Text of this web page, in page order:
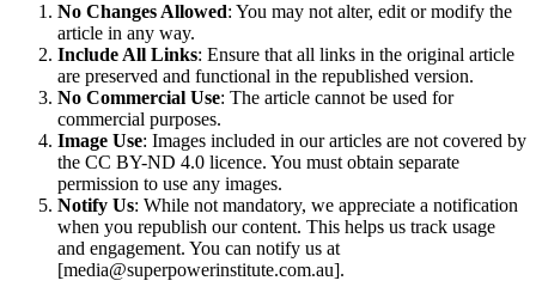
No Changes Allowed​​​​‌ ‍ ​‍​‍‌‍ ‌ ​‍‌‍‍‌‌‍‌ ‌‍‍‌‌‍ ‍​‍​‍​ ‍‍​‍​‍‌ ​ ‌‍​‌‌‍ ‍‌‍‍‌‌ ‌​‌ ‍‌​‍ ‍‌‍‍‌‌‍ ​‍​‍​‍ ​​‍​‍‌‍‍​‌ ​‍‌‍‌‌‌‍‌‍​‍​‍​ ‍‍​‍​‍‌‍‍​‌ ‌​‌ ‌​‌ ​​​ ‍‍​‍ ​‍ ‌‍ ​‌‍ ‌‍​ ‌‍​‌‌‍ ​‌‍‍​‌‍ ‌ ​ ‌ ‌​​ ‍‍​ ​ ​ ​ ​ ​ ​ ​ ​‍ ‌‍‍‌‌‍ ‍‌ ‌​‌‍‌‌‌‍ ‍‌ ‌​​‍ ‌‍‌‌‌‍‌​‌‍‍‌‌ ‌​​‍ ‌‍ ‌‌‍ ‌‍‌​‌‍‌‌​ ‌‌ ​​‌ ​‍‌‍‌‌‌ ​ ‌‍‌‌‌‍ ‍‌ ‌​‌‍​‌‌ ‌​‌‍‍‌‌‍ ‌‍ ‍​ ‍ ‌‍‍‌‌‍‌​​ ‌‌‍‌​​ ‌ ‌‍​‌​ ‍‌‌‍​ ‌‍​‌​ ‍​​ ‌​​‍ ‌​ ‍​​ ‌‌​ ‌ ‌‍​‍​‍ ‌​ ‌​‌‍​‌‌‍​‌​ ​‌​‍ ‌‌‍​‍​ ‍​​ ​​​ ​‌​‍ ‌​ ​ ​ ‍‌‌‍​‍​ ​‌​ ​​​ ​ ​ ‌ ‌‍​‍​ ​‍​ ‍​​ ‌‍​ ‌ ​ ‍ ‌ ‌​‌ ‍‌‌ ​​‌‍‌‌​ ‌‌ ​​‌‍​‌‌‍‌ ‌‍‌‌​ ‍ ‌ ​​‌‍​‌‌ ‌​‌‍‍​​ ‌‌ ​ ‌‍‌‌‌‍​ ‌ ‌​‌‍‍‌‌‍ ‌‍ ‍‌ ​ ​‍‌‌​ ‌‌‌​​‍‌‌ ‌‍‍ ‌‍‌‌‌ ‍‌​‍‌‌​ ​ ‌​‌​​‍‌‌​ ​ ‌​‌​​‍‌‌​ ​‍​ ​‍‌‍‌​​ ​‌‌‍​‍‌‍‌​​ ​​​ ​ ‌‍‌‍‌‍​‍‌‍‌‍​ ‍​​ ​​​ ​​​‍‌‌​ ​‍​ ​‍​‍‌‌​ ‌‌‌​‌​​‍ ‍‌‍​ ‌‍ ‌‍ ​‌ ‌‌‌‍ ‌‌‍ ‍‌ ​ ​‍‌‌​ ‌‌‌​​‍‌‌ ‌‍‍ ‌‍‌‌‌ ‍‌​‍‌‌​ ​ ‌​‌​​‍‌‌​ ​ ‌​‌​​‍‌‌​ ​‍​ ​‍​ ‌‌‌‍‌​​ ‌​​ ‍​​ ‍​​ ‌​​ ​‌​ ‍‌​ ‌‌‌‍‌​​ ‌ ​ ‍​​‍‌‌​ ​‍​ ​‍​‍‌‌​ ‌‌‌​‌​​‍ ‍‌‍​ ‌‍ ‌‍ ‍‌ ‌​‌‍‌‌‌‍ ‍‌ ‌​​‍‌‌​ ‌‌‌​​‍‌‌ ‌‍‍ ‌‍‌‌‌ ‍‌​‍‌‌​ ​ ‌​‌​​‍‌‌​ ​ ‌​‌​​‍‌‌​ ​‍​ ​‍‌‍‌​​ ‌‌‌‍​ ‌‍‌​​ ‍​‌‍​ ‌‍‌‍​ ‍‌​ ​‌‌‍‌​​ ‌ ​ ‌‌​‍‌‌​ ​‍​ ​‍​‍‌‌​ ‌‌‌​‌​​‍ ‍‌‍​ ‌‍‍​‌‍‍‌‌‍ ​‌‍‌​‌ ​‍‌‍‌‌‌‍ ‍​‍‌‌​ ‌‌‌​​‍‌‌ ‌‍‍ ‌‍‌‌‌ ‍‌​‍‌‌​ ​ ‌​‌​​‍‌‌​ ​ ‌​‌​​‍‌‌​ ​‍​ ​‍‌‍‌‌‌‍‌‌‌‍​‍​ ‌ ​ ‌‌‌‍‌​​ ‍‌‌‍‌‍‌‍‌‌​ ‌‍​ ​‌​ ‌​​ ​‌​‍‌‌​ ​‍​ ​‍​‍‌‌​ ‌‌‌​‌​​‍ ‍‌ ‌​‌‍‌‌‌ ‍​‌ ‌​​ ‌‍​‍‌‍​‌‌ ​ ‌‍‌‌‌‌‌‌‌ ​‍‌‍ ​​ ‌‌‍‍​‌ ‌​‌ ‌​‌ ​​​‍‌‌​ ​ ‌​​‌​‍‌‌​ ​‍‌​‌‍​‍‌‌​ ​‍‌​‌‍‌‍ ​‌‍ ‌‍​ ‌‍​‌‌‍ ​‌‍‍​‌‍ ‌ ​ ‌ ‌​​‍‌‌​ ​ ‌​​‌​ ​ ​ ​ ​ ​ ​ ​ ​‍‌‍‌‍‍‌‌‍‌​​ ‌‌‍‌​​ ‌ ‌‍​‌​ ‍‌‌‍​ ‌‍​‌​ ‍​​ ‌​​‍ ‌​ ‍​​ ‌‌​ ‌ ‌‍​‍​‍ ‌​ ‌​‌‍​‌‌‍​‌​ ​‌​‍ ‌‌‍​‍​ ‍​​ ​​​ ​‌​‍ ‌​ ​ ​ ‍‌‌‍​‍​ ​‌​ ​​​ ​ ​ ‌ ‌‍​‍​ ​‍​ ‍​​ ‌‍​ ‌ ​‍‌‍‌ ‌​‌ ‍‌‌ ​​‌‍‌‌​ ‌‌ ​​‌‍​‌‌‍‌ ‌‍‌‌​‍‌‍‌ ​​‌‍​‌‌ ‌​‌‍‍​​ ‌‌ ​ ‌‍‌‌‌‍​ ‌ ‌​‌‍‍‌‌‍ ‌‍ ‍‌ ​ ​‍‌‌​ ‌‌‌​​‍‌‌ ‌‍‍ ‌‍‌‌‌ ‍‌​‍‌‌​ ​ ‌​‌​​‍‌‌​ ​ ‌​‌​​‍‌‌​ ​‍​ ​‍‌‍‌​​ ​‌‌‍​‍‌‍‌​​ ​​​ ​ ‌‍‌‍‌‍​‍‌‍‌‍​ ‍​​ ​​​ ​​​‍‌‌​ ​‍​ ​‍​‍‌‌​ ‌‌‌​‌​​‍ ‍‌‍​ ‌‍ ‌‍ ​‌ ‌‌‌‍ ‌‌‍ ‍‌ ​ ​‍‌‌​ ‌‌‌​​‍‌‌ ‌‍‍ ‌‍‌‌‌ ‍‌​‍‌‌​ ​ ‌​‌​​‍‌‌​ ​ ‌​‌​​‍‌‌​ ​‍​ ​‍​ ‌‌‌‍‌​​ ‌​​ ‍​​ ‍​​ ‌​​ ​‌​ ‍‌​ ‌‌‌‍‌​​ ‌ ​ ‍​​‍‌‌​ ​‍​ ​‍​‍‌‌​ ‌‌‌​‌​​‍ ‍‌‍​ ‌‍ ‌‍ ‍‌ ‌​‌‍‌‌‌‍ ‍‌ ‌​​‍‌‌​ ‌‌‌​​‍‌‌ ‌‍‍ ‌‍‌‌‌ ‍‌​‍‌‌​ ​ ‌​‌​​‍‌‌​ ​ ‌​‌​​‍‌‌​ ​‍​ ​‍‌‍‌​​ ‌‌‌‍​ ‌‍‌​​ ‍​‌‍​ ‌‍‌‍​ ‍‌​ ​‌‌‍‌​​ ‌ ​ ‌‌​‍‌‌​ ​‍​ ​‍​‍‌‌​ ‌‌‌​‌​​‍ ‍‌‍​ ‌‍‍​‌‍‍‌‌‍ ​‌‍‌​‌ ​‍‌‍‌‌‌‍ ‍​‍‌‌​ ‌‌‌​​‍‌‌ ‌‍‍ ‌‍‌‌‌ ‍‌​‍‌‌​ ​ ‌​‌​​‍‌‌​ ​ ‌​‌​​‍‌‌​ ​‍​ ​‍‌‍‌‌‌‍‌‌‌‍​‍​ ‌ ​ ‌‌‌‍‌​​ ‍‌‌‍‌‍‌‍‌‌​ ‌‍​ ​‌​ ‌​​ ​‌​‍‌‌​ ​‍​ ​‍​‍‌‌​ ‌‌‌​‌​​‍ ‍‌ ‌​‌‍‌‌‌ ‍​‌ ‌​​‍‌‍‌ ​​‌‍‌‌‌ ​‍‌ ​ ‌ ​​‌‍‌‌‌‍​ ‌ ‌​‌‍‍‌‌ ‌‍‌‍‌‌​ ‌‌ ​​‌ ‌‌‌‍​‍‌‍ ​‌‍‍‌‌ ​ ‌‍‍​‌‍‌‌‌‍‌​​‍​‍‌ ‌: You may not alter, edit or modify the
article in any way.​​​​‌ ‍ ​‍​‍‌‍ ‌ ​‍‌‍‍‌‌‍‌ ‌‍‍‌‌‍ ‍​‍​‍​ ‍‍​‍​‍‌ ​ ‌‍​‌‌‍ ‍‌‍‍‌‌ ‌​‌ ‍‌​‍ ‍‌‍‍‌‌‍ ​‍​‍​‍ ​​‍​‍‌‍‍​‌ ​‍‌‍‌‌‌‍‌‍​‍​‍​ ‍‍​‍​‍‌‍‍​‌ ‌​‌ ‌​‌ ​​​ ‍‍​‍ ​‍ ‌‍ ​‌‍ ‌‍​ ‌‍​‌‌‍ ​‌‍‍​‌‍ ‌ ​ ‌ ‌​​ ‍‍​ ​ ​ ​ ​ ​ ​ ​ ​‍ ‌‍‍‌‌‍ ‍‌ ‌​‌‍‌‌‌‍ ‍‌ ‌​​‍ ‌‍‌‌‌‍‌​‌‍‍‌‌ ‌​​‍ ‌‍ ‌‌‍ ‌‍‌​‌‍‌‌​ ‌‌ ​​‌ ​‍‌‍‌‌‌ ​ ‌‍‌‌‌‍ ‍‌ ‌​‌‍​‌‌ ‌​‌‍‍‌‌‍ ‌‍ ‍​ ‍ ‌‍‍‌‌‍‌​​ ‌‌‍‌​​ ‌ ‌‍​‌​ ‍‌‌‍​ ‌‍​‌​ ‍​​ ‌​​‍ ‌​ ‍​​ ‌‌​ ‌ ‌‍​‍​‍ ‌​ ‌​‌‍​‌‌‍​‌​ ​‌​‍ ‌‌‍​‍​ ‍​​ ​​​ ​‌​‍ ‌​ ​ ​ ‍‌‌‍​‍​ ​‌​ ​​​ ​ ​ ‌ ‌‍​‍​ ​‍​ ‍​​ ‌‍​ ‌ ​ ‍ ‌ ‌​‌ ‍‌‌ ​​‌‍‌‌​ ‌‌ ​​‌‍​‌‌‍‌ ‌‍‌‌​ ‍ ‌ ​​‌‍​‌‌ ‌​‌‍‍​​ ‌‌ ​ ‌‍‌‌‌‍​ ‌ ‌​‌‍‍‌‌‍ ‌‍ ‍‌ ​ ​‍‌‌​ ‌‌‌​​‍‌‌ ‌‍‍ ‌‍‌‌‌ ‍‌​‍‌‌​ ​ ‌​‌​​‍‌‌​ ​ ‌​‌​​‍‌‌​ ​‍​ ​‍‌‍‌​​ ​‌‌‍​‍‌‍‌​​ ​​​ ​ ‌‍‌‍‌‍​‍‌‍‌‍​ ‍​​ ​​​ ​​​‍‌‌​ ​‍​ ​‍​‍‌‌​ ‌‌‌​‌​​‍ ‍‌‍​ ‌‍ ‌‍ ​‌ ‌‌‌‍ ‌‌‍ ‍‌ ​ ​‍‌‌​ ‌‌‌​​‍‌‌ ‌‍‍ ‌‍‌‌‌ ‍‌​‍‌‌​ ​ ‌​‌​​‍‌‌​ ​ ‌​‌​​‍‌‌​ ​‍​ ​‍​ ‌‌‌‍‌​​ ‌​​ ‍​​ ‍​​ ‌​​ ​‌​ ‍‌​ ‌‌‌‍‌​​ ‌ ​ ‍​​‍‌‌​ ​‍​ ​‍​‍‌‌​ ‌‌‌​‌​​‍ ‍‌‍​ ‌‍ ‌‍ ‍‌ ‌​‌‍‌‌‌‍ ‍‌ ‌​​‍‌‌​ ‌‌‌​​‍‌‌ ‌‍‍ ‌‍‌‌‌ ‍‌​‍‌‌​ ​ ‌​‌​​‍‌‌​ ​ ‌​‌​​‍‌‌​ ​‍​ ​‍‌‍‌​​ ‌‌‌‍​ ‌‍‌​​ ‍​‌‍​ ‌‍‌‍​ ‍‌​ ​‌‌‍‌​​ ‌ ​ ‌‌​‍‌‌​ ​‍​ ​‍​‍‌‌​ ‌‌‌​‌​​‍ ‍‌‍​ ‌‍‍​‌‍‍‌‌‍ ​‌‍‌​‌ ​‍‌‍‌‌‌‍ ‍​‍‌‌​ ‌‌‌​​‍‌‌ ‌‍‍ ‌‍‌‌‌ ‍‌​‍‌‌​ ​ ‌​‌​​‍‌‌​ ​ ‌​‌​​‍‌‌​ ​‍​ ​‍‌‍‌‌‌‍‌‌‌‍​‍​ ‌ ​ ‌‌‌‍‌​​ ‍‌‌‍‌‍‌‍‌‌​ ‌‍​ ​‌​ ‌​​ ​‍​‍‌‌​ ​‍​ ​‍​‍‌‌​ ‌‌‌​‌​​‍ ‍‌ ‌​‌‍‌‌‌ ‍​‌ ‌​​ ‌‍​‍‌‍​‌‌ ​ ‌‍‌‌‌‌‌‌‌ ​‍‌‍ ​​ ‌‌‍‍​‌ ‌​‌ ‌​‌ ​​​‍‌‌​ ​ ‌​​‌​‍‌‌​ ​‍‌​‌‍​‍‌‌​ ​‍‌​‌‍‌‍ ​‌‍ ‌‍​ ‌‍​‌‌‍ ​‌‍‍​‌‍ ‌ ​ ‌ ‌​​‍‌‌​ ​ ‌​​‌​ ​ ​ ​ ​ ​ ​ ​ ​‍‌‍‌‍‍‌‌‍‌​​ ‌‌‍‌​​ ‌ ‌‍​‌​ ‍‌‌‍​ ‌‍​‌​ ‍​​ ‌​​‍ ‌​ ‍​​ ‌‌​ ‌ ‌‍​‍​‍ ‌​ ‌​‌‍​‌‌‍​‌​ ​‌​‍ ‌‌‍​‍​ ‍​​ ​​​ ​‌​‍ ‌​ ​ ​ ‍‌‌‍​‍​ ​‌​ ​​​ ​ ​ ‌ ‌‍​‍​ ​‍​ ‍​​ ‌‍​ ‌ ​‍‌‍‌ ‌​‌ ‍‌‌ ​​‌‍‌‌​ ‌‌ ​​‌‍​‌‌‍‌ ‌‍‌‌​‍‌‍‌ ​​‌‍​‌‌ ‌​‌‍‍​​ ‌‌ ​ ‌‍‌‌‌‍​ ‌ ‌​‌‍‍‌‌‍ ‌‍ ‍‌ ​ ​‍‌‌​ ‌‌‌​​‍‌‌ ‌‍‍ ‌‍‌‌‌ ‍‌​‍‌‌​ ​ ‌​‌​​‍‌‌​ ​ ‌​‌​​‍‌‌​ ​‍​ ​‍‌‍‌​​ ​‌‌‍​‍‌‍‌​​ ​​​ ​ ‌‍‌‍‌‍​‍‌‍‌‍​ ‍​​ ​​​ ​​​‍‌‌​ ​‍​ ​‍​‍‌‌​ ‌‌‌​‌​​‍ ‍‌‍​ ‌‍ ‌‍ ​‌ ‌‌‌‍ ‌‌‍ ‍‌ ​ ​‍‌‌​ ‌‌‌​​‍‌‌ ‌‍‍ ‌‍‌‌‌ ‍‌​‍‌‌​ ​ ‌​‌​​‍‌‌​ ​ ‌​‌​​‍‌‌​ ​‍​ ​‍​ ‌‌‌‍‌​​ ‌​​ ‍​​ ‍​​ ‌​​ ​‌​ ‍‌​ ‌‌‌‍‌​​ ‌ ​ ‍​​‍‌‌​ ​‍​ ​‍​‍‌‌​ ‌‌‌​‌​​‍ ‍‌‍​ ‌‍ ‌‍ ‍‌ ‌​‌‍‌‌‌‍ ‍‌ ‌​​‍‌‌​ ‌‌‌​​‍‌‌ ‌‍‍ ‌‍‌‌‌ ‍‌​‍‌‌​ ​ ‌​‌​​‍‌‌​ ​ ‌​‌​​‍‌‌​ ​‍​ ​‍‌‍‌​​ ‌‌‌‍​ ‌‍‌​​ ‍​‌‍​ ‌‍‌‍​ ‍‌​ ​‌‌‍‌​​ ‌ ​ ‌‌​‍‌‌​ ​‍​ ​‍​‍‌‌​ ‌‌‌​‌​​‍ ‍‌‍​ ‌‍‍​‌‍‍‌‌‍ ​‌‍‌​‌ ​‍‌‍‌‌‌‍ ‍​‍‌‌​ ‌‌‌​​‍‌‌ ‌‍‍ ‌‍‌‌‌ ‍‌​‍‌‌​ ​ ‌​‌​​‍‌‌​ ​ ‌​‌​​‍‌‌​ ​‍​ ​‍‌‍‌‌‌‍‌‌‌‍​‍​ ‌ ​ ‌‌‌‍‌​​ ‍‌‌‍‌‍‌‍‌‌​ ‌‍​ ​‌​ ‌​​ ​‍​‍‌‌​ ​‍​ ​‍​‍‌‌​ ‌‌‌​‌​​‍ ‍‌ ‌​‌‍‌‌‌ ‍​‌ ‌​​‍‌‍‌ ​​‌‍‌‌‌ ​‍‌ ​ ‌ ​​‌‍‌‌‌‍​ ‌ ‌​‌‍‍‌‌ ‌‍‌‍‌‌​ ‌‌ ​​‌ ‌‌‌‍​‍‌‍ ​‌‍‍‌‌ ​ ‌‍‍​‌‍‌‌‌‍‌​​‍​‍‌ ‌
Include All Links​​​​‌ ‍ ​‍​‍‌‍ ‌ ​‍‌‍‍‌‌‍‌ ‌‍‍‌‌‍ ‍​‍​‍​ ‍‍​‍​‍‌ ​ ‌‍​‌‌‍ ‍‌‍‍‌‌ ‌​‌ ‍‌​‍ ‍‌‍‍‌‌‍ ​‍​‍​‍ ​​‍​‍‌‍‍​‌ ​‍‌‍‌‌‌‍‌‍​‍​‍​ ‍‍​‍​‍‌‍‍​‌ ‌​‌ ‌​‌ ​​​ ‍‍​‍ ​‍ ‌‍ ​‌‍ ‌‍​ ‌‍​‌‌‍ ​‌‍‍​‌‍ ‌ ​ ‌ ‌​​ ‍‍​ ​ ​ ​ ​ ​ ​ ​ ​‍ ‌‍‍‌‌‍ ‍‌ ‌​‌‍‌‌‌‍ ‍‌ ‌​​‍ ‌‍‌‌‌‍‌​‌‍‍‌‌ ‌​​‍ ‌‍ ‌‌‍ ‌‍‌​‌‍‌‌​ ‌‌ ​​‌ ​‍‌‍‌‌‌ ​ ‌‍‌‌‌‍ ‍‌ ‌​‌‍​‌‌ ‌​‌‍‍‌‌‍ ‌‍ ‍​ ‍ ‌‍‍‌‌‍‌​​ ‌‌‍‌​​ ‌ ‌‍​‌​ ‍‌‌‍​ ‌‍​‌​ ‍​​ ‌​​‍ ‌​ ‍​​ ‌‌​ ‌ ‌‍​‍​‍ ‌​ ‌​‌‍​‌‌‍​‌​ ​‌​‍ ‌‌‍​‍​ ‍​​ ​​​ ​‌​‍ ‌​ ​ ​ ‍‌‌‍​‍​ ​‌​ ​​​ ​ ​ ‌ ‌‍​‍​ ​‍​ ‍​​ ‌‍​ ‌ ​ ‍ ‌ ‌​‌ ‍‌‌ ​​‌‍‌‌​ ‌‌ ​​‌‍​‌‌‍‌ ‌‍‌‌​ ‍ ‌ ​​‌‍​‌‌ ‌​‌‍‍​​ ‌‌ ​ ‌‍‌‌‌‍​ ‌ ‌​‌‍‍‌‌‍ ‌‍ ‍‌ ​ ​‍‌‌​ ‌‌‌​​‍‌‌ ‌‍‍ ‌‍‌‌‌ ‍‌​‍‌‌​ ​ ‌​‌​​‍‌‌​ ​ ‌​‌​​‍‌‌​ ​‍​ ​‍‌‍‌​​ ​‌‌‍​‍‌‍‌​​ ​​​ ​ ‌‍‌‍‌‍​‍‌‍‌‍​ ‍​​ ​​​ ​​​‍‌‌​ ​‍​ ​‍​‍‌‌​ ‌‌‌​‌​​‍ ‍‌‍​ ‌‍ ‌‍ ​‌ ‌‌‌‍ ‌‌‍ ‍‌ ​ ​‍‌‌​ ‌‌‌​​‍‌‌ ‌‍‍ ‌‍‌‌‌ ‍‌​‍‌‌​ ​ ‌​‌​​‍‌‌​ ​ ‌​‌​​‍‌‌​ ​‍​ ​‍​ ‌‌‌‍‌​​ ‌​​ ‍​​ ‍​​ ‌​​ ​‌​ ‍‌​ ‌‌‌‍‌​​ ‌ ​ ‍​​‍‌‌​ ​‍​ ​‍​‍‌‌​ ‌‌‌​‌​​‍ ‍‌‍​ ‌‍ ‌‍ ‍‌ ‌​‌‍‌‌‌‍ ‍‌ ‌​​‍‌‌​ ‌‌‌​​‍‌‌ ‌‍‍ ‌‍‌‌‌ ‍‌​‍‌‌​ ​ ‌​‌​​‍‌‌​ ​ ‌​‌​​‍‌‌​ ​‍​ ​‍​ ​ ​ ​​​ ​‍​ ‌ ​ ​ ‌‍‌​‌‍‌‌​ ‍​‌‍​‍​ ‍​​ ​​​ ‌‌​‍‌‌​ ​‍​ ​‍​‍‌‌​ ‌‌‌​‌​​‍ ‍‌‍​ ‌‍‍​‌‍‍‌‌‍ ​‌‍‌​‌ ​‍‌‍‌‌‌‍ ‍​‍‌‌​ ‌‌‌​​‍‌‌ ‌‍‍ ‌‍‌‌‌ ‍‌​‍‌‌​ ​ ‌​‌​​‍‌‌​ ​ ‌​‌​​‍‌‌​ ​‍​ ​‍‌‍‌‌‌‍​‍‌‍‌​​ ‌​‌‍​ ​ ‍‌​ ‍‌​ ​‍​ ‌‍‌‍‌​​ ​‌​ ‍​​ ​‌​‍‌‌​ ​‍​ ​‍​‍‌‌​ ‌‌‌​‌​​‍ ‍‌ ‌​‌‍‌‌‌ ‍​‌ ‌​​ ‌‍​‍‌‍​‌‌ ​ ‌‍‌‌‌‌‌‌‌ ​‍‌‍ ​​ ‌‌‍‍​‌ ‌​‌ ‌​‌ ​​​‍‌‌​ ​ ‌​​‌​‍‌‌​ ​‍‌​‌‍​‍‌‌​ ​‍‌​‌‍‌‍ ​‌‍ ‌‍​ ‌‍​‌‌‍ ​‌‍‍​‌‍ ‌ ​ ‌ ‌​​‍‌‌​ ​ ‌​​‌​ ​ ​ ​ ​ ​ ​ ​ ​‍‌‍‌‍‍‌‌‍‌​​ ‌‌‍‌​​ ‌ ‌‍​‌​ ‍‌‌‍​ ‌‍​‌​ ‍​​ ‌​​‍ ‌​ ‍​​ ‌‌​ ‌ ‌‍​‍​‍ ‌​ ‌​‌‍​‌‌‍​‌​ ​‌​‍ ‌‌‍​‍​ ‍​​ ​​​ ​‌​‍ ‌​ ​ ​ ‍‌‌‍​‍​ ​‌​ ​​​ ​ ​ ‌ ‌‍​‍​ ​‍​ ‍​​ ‌‍​ ‌ ​‍‌‍‌ ‌​‌ ‍‌‌ ​​‌‍‌‌​ ‌‌ ​​‌‍​‌‌‍‌ ‌‍‌‌​‍‌‍‌ ​​‌‍​‌‌ ‌​‌‍‍​​ ‌‌ ​ ‌‍‌‌‌‍​ ‌ ‌​‌‍‍‌‌‍ ‌‍ ‍‌ ​ ​‍‌‌​ ‌‌‌​​‍‌‌ ‌‍‍ ‌‍‌‌‌ ‍‌​‍‌‌​ ​ ‌​‌​​‍‌‌​ ​ ‌​‌​​‍‌‌​ ​‍​ ​‍‌‍‌​​ ​‌‌‍​‍‌‍‌​​ ​​​ ​ ‌‍‌‍‌‍​‍‌‍‌‍​ ‍​​ ​​​ ​​​‍‌‌​ ​‍​ ​‍​‍‌‌​ ‌‌‌​‌​​‍ ‍‌‍​ ‌‍ ‌‍ ​‌ ‌‌‌‍ ‌‌‍ ‍‌ ​ ​‍‌‌​ ‌‌‌​​‍‌‌ ‌‍‍ ‌‍‌‌‌ ‍‌​‍‌‌​ ​ ‌​‌​​‍‌‌​ ​ ‌​‌​​‍‌‌​ ​‍​ ​‍​ ‌‌‌‍‌​​ ‌​​ ‍​​ ‍​​ ‌​​ ​‌​ ‍‌​ ‌‌‌‍‌​​ ‌ ​ ‍​​‍‌‌​ ​‍​ ​‍​‍‌‌​ ‌‌‌​‌​​‍ ‍‌‍​ ‌‍ ‌‍ ‍‌ ‌​‌‍‌‌‌‍ ‍‌ ‌​​‍‌‌​ ‌‌‌​​‍‌‌ ‌‍‍ ‌‍‌‌‌ ‍‌​‍‌‌​ ​ ‌​‌​​‍‌‌​ ​ ‌​‌​​‍‌‌​ ​‍​ ​‍​ ​ ​ ​​​ ​‍​ ‌ ​ ​ ‌‍‌​‌‍‌‌​ ‍​‌‍​‍​ ‍​​ ​​​ ‌‌​‍‌‌​ ​‍​ ​‍​‍‌‌​ ‌‌‌​‌​​‍ ‍‌‍​ ‌‍‍​‌‍‍‌‌‍ ​‌‍‌​‌ ​‍‌‍‌‌‌‍ ‍​‍‌‌​ ‌‌‌​​‍‌‌ ‌‍‍ ‌‍‌‌‌ ‍‌​‍‌‌​ ​ ‌​‌​​‍‌‌​ ​ ‌​‌​​‍‌‌​ ​‍​ ​‍‌‍‌‌‌‍​‍‌‍‌​​ ‌​‌‍​ ​ ‍‌​ ‍‌​ ​‍​ ‌‍‌‍‌​​ ​‌​ ‍​​ ​‌​‍‌‌​ ​‍​ ​‍​‍‌‌​ ‌‌‌​‌​​‍ ‍‌ ‌​‌‍‌‌‌ ‍​‌ ‌​​‍‌‍‌ ​​‌‍‌‌‌ ​‍‌ ​ ‌ ​​‌‍‌‌‌‍​ ‌ ‌​‌‍‍‌‌ ‌‍‌‍‌‌​ ‌‌ ​​‌ ‌‌‌‍​‍‌‍ ​‌‍‍‌‌ ​ ‌‍‍​‌‍‌‌‌‍‌​​‍​‍‌ ‌: Ensure that all links in the original article
are preserved and functional in the republished version.​​​​‌ ‍ ​‍​‍‌‍ ‌ ​‍‌‍‍‌‌‍‌ ‌‍‍‌‌‍ ‍​‍​‍​ ‍‍​‍​‍‌ ​ ‌‍​‌‌‍ ‍‌‍‍‌‌ ‌​‌ ‍‌​‍ ‍‌‍‍‌‌‍ ​‍​‍​‍ ​​‍​‍‌‍‍​‌ ​‍‌‍‌‌‌‍‌‍​‍​‍​ ‍‍​‍​‍‌‍‍​‌ ‌​‌ ‌​‌ ​​​ ‍‍​‍ ​‍ ‌‍ ​‌‍ ‌‍​ ‌‍​‌‌‍ ​‌‍‍​‌‍ ‌ ​ ‌ ‌​​ ‍‍​ ​ ​ ​ ​ ​ ​ ​ ​‍ ‌‍‍‌‌‍ ‍‌ ‌​‌‍‌‌‌‍ ‍‌ ‌​​‍ ‌‍‌‌‌‍‌​‌‍‍‌‌ ‌​​‍ ‌‍ ‌‌‍ ‌‍‌​‌‍‌‌​ ‌‌ ​​‌ ​‍‌‍‌‌‌ ​ ‌‍‌‌‌‍ ‍‌ ‌​‌‍​‌‌ ‌​‌‍‍‌‌‍ ‌‍ ‍​ ‍ ‌‍‍‌‌‍‌​​ ‌‌‍‌​​ ‌ ‌‍​‌​ ‍‌‌‍​ ‌‍​‌​ ‍​​ ‌​​‍ ‌​ ‍​​ ‌‌​ ‌ ‌‍​‍​‍ ‌​ ‌​‌‍​‌‌‍​‌​ ​‌​‍ ‌‌‍​‍​ ‍​​ ​​​ ​‌​‍ ‌​ ​ ​ ‍‌‌‍​‍​ ​‌​ ​​​ ​ ​ ‌ ‌‍​‍​ ​‍​ ‍​​ ‌‍​ ‌ ​ ‍ ‌ ‌​‌ ‍‌‌ ​​‌‍‌‌​ ‌‌ ​​‌‍​‌‌‍‌ ‌‍‌‌​ ‍ ‌ ​​‌‍​‌‌ ‌​‌‍‍​​ ‌‌ ​ ‌‍‌‌‌‍​ ‌ ‌​‌‍‍‌‌‍ ‌‍ ‍‌ ​ ​‍‌‌​ ‌‌‌​​‍‌‌ ‌‍‍ ‌‍‌‌‌ ‍‌​‍‌‌​ ​ ‌​‌​​‍‌‌​ ​ ‌​‌​​‍‌‌​ ​‍​ ​‍‌‍‌​​ ​‌‌‍​‍‌‍‌​​ ​​​ ​ ‌‍‌‍‌‍​‍‌‍‌‍​ ‍​​ ​​​ ​​​‍‌‌​ ​‍​ ​‍​‍‌‌​ ‌‌‌​‌​​‍ ‍‌‍​ ‌‍ ‌‍ ​‌ ‌‌‌‍ ‌‌‍ ‍‌ ​ ​‍‌‌​ ‌‌‌​​‍‌‌ ‌‍‍ ‌‍‌‌‌ ‍‌​‍‌‌​ ​ ‌​‌​​‍‌‌​ ​ ‌​‌​​‍‌‌​ ​‍​ ​‍​ ‌‌‌‍‌​​ ‌​​ ‍​​ ‍​​ ‌​​ ​‌​ ‍‌​ ‌‌‌‍‌​​ ‌ ​ ‍​​‍‌‌​ ​‍​ ​‍​‍‌‌​ ‌‌‌​‌​​‍ ‍‌‍​ ‌‍ ‌‍ ‍‌ ‌​‌‍‌‌‌‍ ‍‌ ‌​​‍‌‌​ ‌‌‌​​‍‌‌ ‌‍‍ ‌‍‌‌‌ ‍‌​‍‌‌​ ​ ‌​‌​​‍‌‌​ ​ ‌​‌​​‍‌‌​ ​‍​ ​‍​ ​ ​ ​​​ ​‍​ ‌ ​ ​ ‌‍‌​‌‍‌‌​ ‍​‌‍​‍​ ‍​​ ​​​ ‌‌​‍‌‌​ ​‍​ ​‍​‍‌‌​ ‌‌‌​‌​​‍ ‍‌‍​ ‌‍‍​‌‍‍‌‌‍ ​‌‍‌​‌ ​‍‌‍‌‌‌‍ ‍​‍‌‌​ ‌‌‌​​‍‌‌ ‌‍‍ ‌‍‌‌‌ ‍‌​‍‌‌​ ​ ‌​‌​​‍‌‌​ ​ ‌​‌​​‍‌‌​ ​‍​ ​‍‌‍‌‌‌‍​‍‌‍‌​​ ‌​‌‍​ ​ ‍‌​ ‍‌​ ​‍​ ‌‍‌‍‌​​ ​‌​ ‍​​ ​‍​‍‌‌​ ​‍​ ​‍​‍‌‌​ ‌‌‌​‌​​‍ ‍‌ ‌​‌‍‌‌‌ ‍​‌ ‌​​ ‌‍​‍‌‍​‌‌ ​ ‌‍‌‌‌‌‌‌‌ ​‍‌‍ ​​ ‌‌‍‍​‌ ‌​‌ ‌​‌ ​​​‍‌‌​ ​ ‌​​‌​‍‌‌​ ​‍‌​‌‍​‍‌‌​ ​‍‌​‌‍‌‍ ​‌‍ ‌‍​ ‌‍​‌‌‍ ​‌‍‍​‌‍ ‌ ​ ‌ ‌​​‍‌‌​ ​ ‌​​‌​ ​ ​ ​ ​ ​ ​ ​ ​‍‌‍‌‍‍‌‌‍‌​​ ‌‌‍‌​​ ‌ ‌‍​‌​ ‍‌‌‍​ ‌‍​‌​ ‍​​ ‌​​‍ ‌​ ‍​​ ‌‌​ ‌ ‌‍​‍​‍ ‌​ ‌​‌‍​‌‌‍​‌​ ​‌​‍ ‌‌‍​‍​ ‍​​ ​​​ ​‌​‍ ‌​ ​ ​ ‍‌‌‍​‍​ ​‌​ ​​​ ​ ​ ‌ ‌‍​‍​ ​‍​ ‍​​ ‌‍​ ‌ ​‍‌‍‌ ‌​‌ ‍‌‌ ​​‌‍‌‌​ ‌‌ ​​‌‍​‌‌‍‌ ‌‍‌‌​‍‌‍‌ ​​‌‍​‌‌ ‌​‌‍‍​​ ‌‌ ​ ‌‍‌‌‌‍​ ‌ ‌​‌‍‍‌‌‍ ‌‍ ‍‌ ​ ​‍‌‌​ ‌‌‌​​‍‌‌ ‌‍‍ ‌‍‌‌‌ ‍‌​‍‌‌​ ​ ‌​‌​​‍‌‌​ ​ ‌​‌​​‍‌‌​ ​‍​ ​‍‌‍‌​​ ​‌‌‍​‍‌‍‌​​ ​​​ ​ ‌‍‌‍‌‍​‍‌‍‌‍​ ‍​​ ​​​ ​​​‍‌‌​ ​‍​ ​‍​‍‌‌​ ‌‌‌​‌​​‍ ‍‌‍​ ‌‍ ‌‍ ​‌ ‌‌‌‍ ‌‌‍ ‍‌ ​ ​‍‌‌​ ‌‌‌​​‍‌‌ ‌‍‍ ‌‍‌‌‌ ‍‌​‍‌‌​ ​ ‌​‌​​‍‌‌​ ​ ‌​‌​​‍‌‌​ ​‍​ ​‍​ ‌‌‌‍‌​​ ‌​​ ‍​​ ‍​​ ‌​​ ​‌​ ‍‌​ ‌‌‌‍‌​​ ‌ ​ ‍​​‍‌‌​ ​‍​ ​‍​‍‌‌​ ‌‌‌​‌​​‍ ‍‌‍​ ‌‍ ‌‍ ‍‌ ‌​‌‍‌‌‌‍ ‍‌ ‌​​‍‌‌​ ‌‌‌​​‍‌‌ ‌‍‍ ‌‍‌‌‌ ‍‌​‍‌‌​ ​ ‌​‌​​‍‌‌​ ​ ‌​‌​​‍‌‌​ ​‍​ ​‍​ ​ ​ ​​​ ​‍​ ‌ ​ ​ ‌‍‌​‌‍‌‌​ ‍​‌‍​‍​ ‍​​ ​​​ ‌‌​‍‌‌​ ​‍​ ​‍​‍‌‌​ ‌‌‌​‌​​‍ ‍‌‍​ ‌‍‍​‌‍‍‌‌‍ ​‌‍‌​‌ ​‍‌‍‌‌‌‍ ‍​‍‌‌​ ‌‌‌​​‍‌‌ ‌‍‍ ‌‍‌‌‌ ‍‌​‍‌‌​ ​ ‌​‌​​‍‌‌​ ​ ‌​‌​​‍‌‌​ ​‍​ ​‍‌‍‌‌‌‍​‍‌‍‌​​ ‌​‌‍​ ​ ‍‌​ ‍‌​ ​‍​ ‌‍‌‍‌​​ ​‌​ ‍​​ ​‍​‍‌‌​ ​‍​ ​‍​‍‌‌​ ‌‌‌​‌​​‍ ‍‌ ‌​‌‍‌‌‌ ‍​‌ ‌​​‍‌‍‌ ​​‌‍‌‌‌ ​‍‌ ​ ‌ ​​‌‍‌‌‌‍​ ‌ ‌​‌‍‍‌‌ ‌‍‌‍‌‌​ ‌‌ ​​‌ ‌‌‌‍​‍‌‍ ​‌‍‍‌‌ ​ ‌‍‍​‌‍‌‌‌‍‌​​‍​‍‌ ‌
No Commercial Use​​​​‌ ‍ ​‍​‍‌‍ ‌ ​‍‌‍‍‌‌‍‌ ‌‍‍‌‌‍ ‍​‍​‍​ ‍‍​‍​‍‌ ​ ‌‍​‌‌‍ ‍‌‍‍‌‌ ‌​‌ ‍‌​‍ ‍‌‍‍‌‌‍ ​‍​‍​‍ ​​‍​‍‌‍‍​‌ ​‍‌‍‌‌‌‍‌‍​‍​‍​ ‍‍​‍​‍‌‍‍​‌ ‌​‌ ‌​‌ ​​​ ‍‍​‍ ​‍ ‌‍ ​‌‍ ‌‍​ ‌‍​‌‌‍ ​‌‍‍​‌‍ ‌ ​ ‌ ‌​​ ‍‍​ ​ ​ ​ ​ ​ ​ ​ ​‍ ‌‍‍‌‌‍ ‍‌ ‌​‌‍‌‌‌‍ ‍‌ ‌​​‍ ‌‍‌‌‌‍‌​‌‍‍‌‌ ‌​​‍ ‌‍ ‌‌‍ ‌‍‌​‌‍‌‌​ ‌‌ ​​‌ ​‍‌‍‌‌‌ ​ ‌‍‌‌‌‍ ‍‌ ‌​‌‍​‌‌ ‌​‌‍‍‌‌‍ ‌‍ ‍​ ‍ ‌‍‍‌‌‍‌​​ ‌‌‍‌​​ ‌ ‌‍​‌​ ‍‌‌‍​ ‌‍​‌​ ‍​​ ‌​​‍ ‌​ ‍​​ ‌‌​ ‌ ‌‍​‍​‍ ‌​ ‌​‌‍​‌‌‍​‌​ ​‌​‍ ‌‌‍​‍​ ‍​​ ​​​ ​‌​‍ ‌​ ​ ​ ‍‌‌‍​‍​ ​‌​ ​​​ ​ ​ ‌ ‌‍​‍​ ​‍​ ‍​​ ‌‍​ ‌ ​ ‍ ‌ ‌​‌ ‍‌‌ ​​‌‍‌‌​ ‌‌ ​​‌‍​‌‌‍‌ ‌‍‌‌​ ‍ ‌ ​​‌‍​‌‌ ‌​‌‍‍​​ ‌‌ ​ ‌‍‌‌‌‍​ ‌ ‌​‌‍‍‌‌‍ ‌‍ ‍‌ ​ ​‍‌‌​ ‌‌‌​​‍‌‌ ‌‍‍ ‌‍‌‌‌ ‍‌​‍‌‌​ ​ ‌​‌​​‍‌‌​ ​ ‌​‌​​‍‌‌​ ​‍​ ​‍‌‍‌​​ ​‌‌‍​‍‌‍‌​​ ​​​ ​ ‌‍‌‍‌‍​‍‌‍‌‍​ ‍​​ ​​​ ​​​‍‌‌​ ​‍​ ​‍​‍‌‌​ ‌‌‌​‌​​‍ ‍‌‍​ ‌‍ ‌‍ ​‌ ‌‌‌‍ ‌‌‍ ‍‌ ​ ​‍‌‌​ ‌‌‌​​‍‌‌ ‌‍‍ ‌‍‌‌‌ ‍‌​‍‌‌​ ​ ‌​‌​​‍‌‌​ ​ ‌​‌​​‍‌‌​ ​‍​ ​‍​ ‌‌‌‍‌​​ ‌​​ ‍​​ ‍​​ ‌​​ ​‌​ ‍‌​ ‌‌‌‍‌​​ ‌ ​ ‍​​‍‌‌​ ​‍​ ​‍​‍‌‌​ ‌‌‌​‌​​‍ ‍‌‍​ ‌‍ ‌‍ ‍‌ ‌​‌‍‌‌‌‍ ‍‌ ‌​​‍‌‌​ ‌‌‌​​‍‌‌ ‌‍‍ ‌‍‌‌‌ ‍‌​‍‌‌​ ​ ‌​‌​​‍‌‌​ ​ ‌​‌​​‍‌‌​ ​‍​ ​‍​ ​‌‌‍​‍​ ​‍‌‍‌‍‌‍‌‌‌‍‌‌​ ​ ‌‍‌‍‌‍​‍​ ‌‍​ ‍​​ ​‍​‍‌‌​ ​‍​ ​‍​‍‌‌​ ‌‌‌​‌​​‍ ‍‌‍​ ‌‍‍​‌‍‍‌‌‍ ​‌‍‌​‌ ​‍‌‍‌‌‌‍ ‍​‍‌‌​ ‌‌‌​​‍‌‌ ‌‍‍ ‌‍‌‌‌ ‍‌​‍‌‌​ ​ ‌​‌​​‍‌‌​ ​ ‌​‌​​‍‌‌​ ​‍​ ​‍‌‍​‌​ ‌‌​ ‌​​ ​​​ ‌​​ ‌​​ ​​​ ‌‍​ ‍‌‌‍‌​​ ​‍​ ‌ ​ ​‌​‍‌‌​ ​‍​ ​‍​‍‌‌​ ‌‌‌​‌​​‍ ‍‌ ‌​‌‍‌‌‌ ‍​‌ ‌​​ ‌‍​‍‌‍​‌‌ ​ ‌‍‌‌‌‌‌‌‌ ​‍‌‍ ​​ ‌‌‍‍​‌ ‌​‌ ‌​‌ ​​​‍‌‌​ ​ ‌​​‌​‍‌‌​ ​‍‌​‌‍​‍‌‌​ ​‍‌​‌‍‌‍ ​‌‍ ‌‍​ ‌‍​‌‌‍ ​‌‍‍​‌‍ ‌ ​ ‌ ‌​​‍‌‌​ ​ ‌​​‌​ ​ ​ ​ ​ ​ ​ ​ ​‍‌‍‌‍‍‌‌‍‌​​ ‌‌‍‌​​ ‌ ‌‍​‌​ ‍‌‌‍​ ‌‍​‌​ ‍​​ ‌​​‍ ‌​ ‍​​ ‌‌​ ‌ ‌‍​‍​‍ ‌​ ‌​‌‍​‌‌‍​‌​ ​‌​‍ ‌‌‍​‍​ ‍​​ ​​​ ​‌​‍ ‌​ ​ ​ ‍‌‌‍​‍​ ​‌​ ​​​ ​ ​ ‌ ‌‍​‍​ ​‍​ ‍​​ ‌‍​ ‌ ​‍‌‍‌ ‌​‌ ‍‌‌ ​​‌‍‌‌​ ‌‌ ​​‌‍​‌‌‍‌ ‌‍‌‌​‍‌‍‌ ​​‌‍​‌‌ ‌​‌‍‍​​ ‌‌ ​ ‌‍‌‌‌‍​ ‌ ‌​‌‍‍‌‌‍ ‌‍ ‍‌ ​ ​‍‌‌​ ‌‌‌​​‍‌‌ ‌‍‍ ‌‍‌‌‌ ‍‌​‍‌‌​ ​ ‌​‌​​‍‌‌​ ​ ‌​‌​​‍‌‌​ ​‍​ ​‍‌‍‌​​ ​‌‌‍​‍‌‍‌​​ ​​​ ​ ‌‍‌‍‌‍​‍‌‍‌‍​ ‍​​ ​​​ ​​​‍‌‌​ ​‍​ ​‍​‍‌‌​ ‌‌‌​‌​​‍ ‍‌‍​ ‌‍ ‌‍ ​‌ ‌‌‌‍ ‌‌‍ ‍‌ ​ ​‍‌‌​ ‌‌‌​​‍‌‌ ‌‍‍ ‌‍‌‌‌ ‍‌​‍‌‌​ ​ ‌​‌​​‍‌‌​ ​ ‌​‌​​‍‌‌​ ​‍​ ​‍​ ‌‌‌‍‌​​ ‌​​ ‍​​ ‍​​ ‌​​ ​‌​ ‍‌​ ‌‌‌‍‌​​ ‌ ​ ‍​​‍‌‌​ ​‍​ ​‍​‍‌‌​ ‌‌‌​‌​​‍ ‍‌‍​ ‌‍ ‌‍ ‍‌ ‌​‌‍‌‌‌‍ ‍‌ ‌​​‍‌‌​ ‌‌‌​​‍‌‌ ‌‍‍ ‌‍‌‌‌ ‍‌​‍‌‌​ ​ ‌​‌​​‍‌‌​ ​ ‌​‌​​‍‌‌​ ​‍​ ​‍​ ​‌‌‍​‍​ ​‍‌‍‌‍‌‍‌‌‌‍‌‌​ ​ ‌‍‌‍‌‍​‍​ ‌‍​ ‍​​ ​‍​‍‌‌​ ​‍​ ​‍​‍‌‌​ ‌‌‌​‌​​‍ ‍‌‍​ ‌‍‍​‌‍‍‌‌‍ ​‌‍‌​‌ ​‍‌‍‌‌‌‍ ‍​‍‌‌​ ‌‌‌​​‍‌‌ ‌‍‍ ‌‍‌‌‌ ‍‌​‍‌‌​ ​ ‌​‌​​‍‌‌​ ​ ‌​‌​​‍‌‌​ ​‍​ ​‍‌‍​‌​ ‌‌​ ‌​​ ​​​ ‌​​ ‌​​ ​​​ ‌‍​ ‍‌‌‍‌​​ ​‍​ ‌ ​ ​‌​‍‌‌​ ​‍​ ​‍​‍‌‌​ ‌‌‌​‌​​‍ ‍‌ ‌​‌‍‌‌‌ ‍​‌ ‌​​‍‌‍‌ ​​‌‍‌‌‌ ​‍‌ ​ ‌ ​​‌‍‌‌‌‍​ ‌ ‌​‌‍‍‌‌ ‌‍‌‍‌‌​ ‌‌ ​​‌ ‌‌‌‍​‍‌‍ ​‌‍‍‌‌ ​ ‌‍‍​‌‍‌‌‌‍‌​​‍​‍‌ ‌: The article cannot be used for
commercial purposes.​​​​‌ ‍ ​‍​‍‌‍ ‌ ​‍‌‍‍‌‌‍‌ ‌‍‍‌‌‍ ‍​‍​‍​ ‍‍​‍​‍‌ ​ ‌‍​‌‌‍ ‍‌‍‍‌‌ ‌​‌ ‍‌​‍ ‍‌‍‍‌‌‍ ​‍​‍​‍ ​​‍​‍‌‍‍​‌ ​‍‌‍‌‌‌‍‌‍​‍​‍​ ‍‍​‍​‍‌‍‍​‌ ‌​‌ ‌​‌ ​​​ ‍‍​‍ ​‍ ‌‍ ​‌‍ ‌‍​ ‌‍​‌‌‍ ​‌‍‍​‌‍ ‌ ​ ‌ ‌​​ ‍‍​ ​ ​ ​ ​ ​ ​ ​ ​‍ ‌‍‍‌‌‍ ‍‌ ‌​‌‍‌‌‌‍ ‍‌ ‌​​‍ ‌‍‌‌‌‍‌​‌‍‍‌‌ ‌​​‍ ‌‍ ‌‌‍ ‌‍‌​‌‍‌‌​ ‌‌ ​​‌ ​‍‌‍‌‌‌ ​ ‌‍‌‌‌‍ ‍‌ ‌​‌‍​‌‌ ‌​‌‍‍‌‌‍ ‌‍ ‍​ ‍ ‌‍‍‌‌‍‌​​ ‌‌‍‌​​ ‌ ‌‍​‌​ ‍‌‌‍​ ‌‍​‌​ ‍​​ ‌​​‍ ‌​ ‍​​ ‌‌​ ‌ ‌‍​‍​‍ ‌​ ‌​‌‍​‌‌‍​‌​ ​‌​‍ ‌‌‍​‍​ ‍​​ ​​​ ​‌​‍ ‌​ ​ ​ ‍‌‌‍​‍​ ​‌​ ​​​ ​ ​ ‌ ‌‍​‍​ ​‍​ ‍​​ ‌‍​ ‌ ​ ‍ ‌ ‌​‌ ‍‌‌ ​​‌‍‌‌​ ‌‌ ​​‌‍​‌‌‍‌ ‌‍‌‌​ ‍ ‌ ​​‌‍​‌‌ ‌​‌‍‍​​ ‌‌ ​ ‌‍‌‌‌‍​ ‌ ‌​‌‍‍‌‌‍ ‌‍ ‍‌ ​ ​‍‌‌​ ‌‌‌​​‍‌‌ ‌‍‍ ‌‍‌‌‌ ‍‌​‍‌‌​ ​ ‌​‌​​‍‌‌​ ​ ‌​‌​​‍‌‌​ ​‍​ ​‍‌‍‌​​ ​‌‌‍​‍‌‍‌​​ ​​​ ​ ‌‍‌‍‌‍​‍‌‍‌‍​ ‍​​ ​​​ ​​​‍‌‌​ ​‍​ ​‍​‍‌‌​ ‌‌‌​‌​​‍ ‍‌‍​ ‌‍ ‌‍ ​‌ ‌‌‌‍ ‌‌‍ ‍‌ ​ ​‍‌‌​ ‌‌‌​​‍‌‌ ‌‍‍ ‌‍‌‌‌ ‍‌​‍‌‌​ ​ ‌​‌​​‍‌‌​ ​ ‌​‌​​‍‌‌​ ​‍​ ​‍​ ‌‌‌‍‌​​ ‌​​ ‍​​ ‍​​ ‌​​ ​‌​ ‍‌​ ‌‌‌‍‌​​ ‌ ​ ‍​​‍‌‌​ ​‍​ ​‍​‍‌‌​ ‌‌‌​‌​​‍ ‍‌‍​ ‌‍ ‌‍ ‍‌ ‌​‌‍‌‌‌‍ ‍‌ ‌​​‍‌‌​ ‌‌‌​​‍‌‌ ‌‍‍ ‌‍‌‌‌ ‍‌​‍‌‌​ ​ ‌​‌​​‍‌‌​ ​ ‌​‌​​‍‌‌​ ​‍​ ​‍​ ​‌‌‍​‍​ ​‍‌‍‌‍‌‍‌‌‌‍‌‌​ ​ ‌‍‌‍‌‍​‍​ ‌‍​ ‍​​ ​‍​‍‌‌​ ​‍​ ​‍​‍‌‌​ ‌‌‌​‌​​‍ ‍‌‍​ ‌‍‍​‌‍‍‌‌‍ ​‌‍‌​‌ ​‍‌‍‌‌‌‍ ‍​‍‌‌​ ‌‌‌​​‍‌‌ ‌‍‍ ‌‍‌‌‌ ‍‌​‍‌‌​ ​ ‌​‌​​‍‌‌​ ​ ‌​‌​​‍‌‌​ ​‍​ ​‍‌‍​‌​ ‌‌​ ‌​​ ​​​ ‌​​ ‌​​ ​​​ ‌‍​ ‍‌‌‍‌​​ ​‍​ ‌ ​ ​‍​‍‌‌​ ​‍​ ​‍​‍‌‌​ ‌‌‌​‌​​‍ ‍‌ ‌​‌‍‌‌‌ ‍​‌ ‌​​ ‌‍​‍‌‍​‌‌ ​ ‌‍‌‌‌‌‌‌‌ ​‍‌‍ ​​ ‌‌‍‍​‌ ‌​‌ ‌​‌ ​​​‍‌‌​ ​ ‌​​‌​‍‌‌​ ​‍‌​‌‍​‍‌‌​ ​‍‌​‌‍‌‍ ​‌‍ ‌‍​ ‌‍​‌‌‍ ​‌‍‍​‌‍ ‌ ​ ‌ ‌​​‍‌‌​ ​ ‌​​‌​ ​ ​ ​ ​ ​ ​ ​ ​‍‌‍‌‍‍‌‌‍‌​​ ‌‌‍‌​​ ‌ ‌‍​‌​ ‍‌‌‍​ ‌‍​‌​ ‍​​ ‌​​‍ ‌​ ‍​​ ‌‌​ ‌ ‌‍​‍​‍ ‌​ ‌​‌‍​‌‌‍​‌​ ​‌​‍ ‌‌‍​‍​ ‍​​ ​​​ ​‌​‍ ‌​ ​ ​ ‍‌‌‍​‍​ ​‌​ ​​​ ​ ​ ‌ ‌‍​‍​ ​‍​ ‍​​ ‌‍​ ‌ ​‍‌‍‌ ‌​‌ ‍‌‌ ​​‌‍‌‌​ ‌‌ ​​‌‍​‌‌‍‌ ‌‍‌‌​‍‌‍‌ ​​‌‍​‌‌ ‌​‌‍‍​​ ‌‌ ​ ‌‍‌‌‌‍​ ‌ ‌​‌‍‍‌‌‍ ‌‍ ‍‌ ​ ​‍‌‌​ ‌‌‌​​‍‌‌ ‌‍‍ ‌‍‌‌‌ ‍‌​‍‌‌​ ​ ‌​‌​​‍‌‌​ ​ ‌​‌​​‍‌‌​ ​‍​ ​‍‌‍‌​​ ​‌‌‍​‍‌‍‌​​ ​​​ ​ ‌‍‌‍‌‍​‍‌‍‌‍​ ‍​​ ​​​ ​​​‍‌‌​ ​‍​ ​‍​‍‌‌​ ‌‌‌​‌​​‍ ‍‌‍​ ‌‍ ‌‍ ​‌ ‌‌‌‍ ‌‌‍ ‍‌ ​ ​‍‌‌​ ‌‌‌​​‍‌‌ ‌‍‍ ‌‍‌‌‌ ‍‌​‍‌‌​ ​ ‌​‌​​‍‌‌​ ​ ‌​‌​​‍‌‌​ ​‍​ ​‍​ ‌‌‌‍‌​​ ‌​​ ‍​​ ‍​​ ‌​​ ​‌​ ‍‌​ ‌‌‌‍‌​​ ‌ ​ ‍​​‍‌‌​ ​‍​ ​‍​‍‌‌​ ‌‌‌​‌​​‍ ‍‌‍​ ‌‍ ‌‍ ‍‌ ‌​‌‍‌‌‌‍ ‍‌ ‌​​‍‌‌​ ‌‌‌​​‍‌‌ ‌‍‍ ‌‍‌‌‌ ‍‌​‍‌‌​ ​ ‌​‌​​‍‌‌​ ​ ‌​‌​​‍‌‌​ ​‍​ ​‍​ ​‌‌‍​‍​ ​‍‌‍‌‍‌‍‌‌‌‍‌‌​ ​ ‌‍‌‍‌‍​‍​ ‌‍​ ‍​​ ​‍​‍‌‌​ ​‍​ ​‍​‍‌‌​ ‌‌‌​‌​​‍ ‍‌‍​ ‌‍‍​‌‍‍‌‌‍ ​‌‍‌​‌ ​‍‌‍‌‌‌‍ ‍​‍‌‌​ ‌‌‌​​‍‌‌ ‌‍‍ ‌‍‌‌‌ ‍‌​‍‌‌​ ​ ‌​‌​​‍‌‌​ ​ ‌​‌​​‍‌‌​ ​‍​ ​‍‌‍​‌​ ‌‌​ ‌​​ ​​​ ‌​​ ‌​​ ​​​ ‌‍​ ‍‌‌‍‌​​ ​‍​ ‌ ​ ​‍​‍‌‌​ ​‍​ ​‍​‍‌‌​ ‌‌‌​‌​​‍ ‍‌ ‌​‌‍‌‌‌ ‍​‌ ‌​​‍‌‍‌ ​​‌‍‌‌‌ ​‍‌ ​ ‌ ​​‌‍‌‌‌‍​ ‌ ‌​‌‍‍‌‌ ‌‍‌‍‌‌​ ‌‌ ​​‌ ‌‌‌‍​‍‌‍ ​‌‍‍‌‌ ​ ‌‍‍​‌‍‌‌‌‍‌​​‍​‍‌ ‌
Image Use​​​​‌ ‍ ​‍​‍‌‍ ‌ ​‍‌‍‍‌‌‍‌ ‌‍‍‌‌‍ ‍​‍​‍​ ‍‍​‍​‍‌ ​ ‌‍​‌‌‍ ‍‌‍‍‌‌ ‌​‌ ‍‌​‍ ‍‌‍‍‌‌‍ ​‍​‍​‍ ​​‍​‍‌‍‍​‌ ​‍‌‍‌‌‌‍‌‍​‍​‍​ ‍‍​‍​‍‌‍‍​‌ ‌​‌ ‌​‌ ​​​ ‍‍​‍ ​‍ ‌‍ ​‌‍ ‌‍​ ‌‍​‌‌‍ ​‌‍‍​‌‍ ‌ ​ ‌ ‌​​ ‍‍​ ​ ​ ​ ​ ​ ​ ​ ​‍ ‌‍‍‌‌‍ ‍‌ ‌​‌‍‌‌‌‍ ‍‌ ‌​​‍ ‌‍‌‌‌‍‌​‌‍‍‌‌ ‌​​‍ ‌‍ ‌‌‍ ‌‍‌​‌‍‌‌​ ‌‌ ​​‌ ​‍‌‍‌‌‌ ​ ‌‍‌‌‌‍ ‍‌ ‌​‌‍​‌‌ ‌​‌‍‍‌‌‍ ‌‍ ‍​ ‍ ‌‍‍‌‌‍‌​​ ‌‌‍‌​​ ‌ ‌‍​‌​ ‍‌‌‍​ ‌‍​‌​ ‍​​ ‌​​‍ ‌​ ‍​​ ‌‌​ ‌ ‌‍​‍​‍ ‌​ ‌​‌‍​‌‌‍​‌​ ​‌​‍ ‌‌‍​‍​ ‍​​ ​​​ ​‌​‍ ‌​ ​ ​ ‍‌‌‍​‍​ ​‌​ ​​​ ​ ​ ‌ ‌‍​‍​ ​‍​ ‍​​ ‌‍​ ‌ ​ ‍ ‌ ‌​‌ ‍‌‌ ​​‌‍‌‌​ ‌‌ ​​‌‍​‌‌‍‌ ‌‍‌‌​ ‍ ‌ ​​‌‍​‌‌ ‌​‌‍‍​​ ‌‌ ​ ‌‍‌‌‌‍​ ‌ ‌​‌‍‍‌‌‍ ‌‍ ‍‌ ​ ​‍‌‌​ ‌‌‌​​‍‌‌ ‌‍‍ ‌‍‌‌‌ ‍‌​‍‌‌​ ​ ‌​‌​​‍‌‌​ ​ ‌​‌​​‍‌‌​ ​‍​ ​‍‌‍‌​​ ​‌‌‍​‍‌‍‌​​ ​​​ ​ ‌‍‌‍‌‍​‍‌‍‌‍​ ‍​​ ​​​ ​​​‍‌‌​ ​‍​ ​‍​‍‌‌​ ‌‌‌​‌​​‍ ‍‌‍​ ‌‍ ‌‍ ​‌ ‌‌‌‍ ‌‌‍ ‍‌ ​ ​‍‌‌​ ‌‌‌​​‍‌‌ ‌‍‍ ‌‍‌‌‌ ‍‌​‍‌‌​ ​ ‌​‌​​‍‌‌​ ​ ‌​‌​​‍‌‌​ ​‍​ ​‍​ ‌‌‌‍‌​​ ‌​​ ‍​​ ‍​​ ‌​​ ​‌​ ‍‌​ ‌‌‌‍‌​​ ‌ ​ ‍​​‍‌‌​ ​‍​ ​‍​‍‌‌​ ‌‌‌​‌​​‍ ‍‌‍​ ‌‍ ‌‍ ‍‌ ‌​‌‍‌‌‌‍ ‍‌ ‌​​‍‌‌​ ‌‌‌​​‍‌‌ ‌‍‍ ‌‍‌‌‌ ‍‌​‍‌‌​ ​ ‌​‌​​‍‌‌​ ​ ‌​‌​​‍‌‌​ ​‍​ ​‍​ ‌ ​ ‌‍‌‍‌‍‌‍​‍‌‍​ ‌‍‌​​ ‍‌​ ‌ ​ ‌ ‌‍​ ‌‍‌‍​ ​ ​‍‌‌​ ​‍​ ​‍​‍‌‌​ ‌‌‌​‌​​‍ ‍‌‍​ ‌‍‍​‌‍‍‌‌‍ ​‌‍‌​‌ ​‍‌‍‌‌‌‍ ‍​‍‌‌​ ‌‌‌​​‍‌‌ ‌‍‍ ‌‍‌‌‌ ‍‌​‍‌‌​ ​ ‌​‌​​‍‌‌​ ​ ‌​‌​​‍‌‌​ ​‍​ ​‍‌‍‌‌‌‍‌‍​ ​ ​ ‌‍​ ‌ ​ ‍‌​ ‌‍‌‍​‌​ ‌‌‌‍​‌‌‍‌​‌‍‌‍​ ​‌​‍‌‌​ ​‍​ ​‍​‍‌‌​ ‌‌‌​‌​​‍ ‍‌ ‌​‌‍‌‌‌ ‍​‌ ‌​​ ‌‍​‍‌‍​‌‌ ​ ‌‍‌‌‌‌‌‌‌ ​‍‌‍ ​​ ‌‌‍‍​‌ ‌​‌ ‌​‌ ​​​‍‌‌​ ​ ‌​​‌​‍‌‌​ ​‍‌​‌‍​‍‌‌​ ​‍‌​‌‍‌‍ ​‌‍ ‌‍​ ‌‍​‌‌‍ ​‌‍‍​‌‍ ‌ ​ ‌ ‌​​‍‌‌​ ​ ‌​​‌​ ​ ​ ​ ​ ​ ​ ​ ​‍‌‍‌‍‍‌‌‍‌​​ ‌‌‍‌​​ ‌ ‌‍​‌​ ‍‌‌‍​ ‌‍​‌​ ‍​​ ‌​​‍ ‌​ ‍​​ ‌‌​ ‌ ‌‍​‍​‍ ‌​ ‌​‌‍​‌‌‍​‌​ ​‌​‍ ‌‌‍​‍​ ‍​​ ​​​ ​‌​‍ ‌​ ​ ​ ‍‌‌‍​‍​ ​‌​ ​​​ ​ ​ ‌ ‌‍​‍​ ​‍​ ‍​​ ‌‍​ ‌ ​‍‌‍‌ ‌​‌ ‍‌‌ ​​‌‍‌‌​ ‌‌ ​​‌‍​‌‌‍‌ ‌‍‌‌​‍‌‍‌ ​​‌‍​‌‌ ‌​‌‍‍​​ ‌‌ ​ ‌‍‌‌‌‍​ ‌ ‌​‌‍‍‌‌‍ ‌‍ ‍‌ ​ ​‍‌‌​ ‌‌‌​​‍‌‌ ‌‍‍ ‌‍‌‌‌ ‍‌​‍‌‌​ ​ ‌​‌​​‍‌‌​ ​ ‌​‌​​‍‌‌​ ​‍​ ​‍‌‍‌​​ ​‌‌‍​‍‌‍‌​​ ​​​ ​ ‌‍‌‍‌‍​‍‌‍‌‍​ ‍​​ ​​​ ​​​‍‌‌​ ​‍​ ​‍​‍‌‌​ ‌‌‌​‌​​‍ ‍‌‍​ ‌‍ ‌‍ ​‌ ‌‌‌‍ ‌‌‍ ‍‌ ​ ​‍‌‌​ ‌‌‌​​‍‌‌ ‌‍‍ ‌‍‌‌‌ ‍‌​‍‌‌​ ​ ‌​‌​​‍‌‌​ ​ ‌​‌​​‍‌‌​ ​‍​ ​‍​ ‌‌‌‍‌​​ ‌​​ ‍​​ ‍​​ ‌​​ ​‌​ ‍‌​ ‌‌‌‍‌​​ ‌ ​ ‍​​‍‌‌​ ​‍​ ​‍​‍‌‌​ ‌‌‌​‌​​‍ ‍‌‍​ ‌‍ ‌‍ ‍‌ ‌​‌‍‌‌‌‍ ‍‌ ‌​​‍‌‌​ ‌‌‌​​‍‌‌ ‌‍‍ ‌‍‌‌‌ ‍‌​‍‌‌​ ​ ‌​‌​​‍‌‌​ ​ ‌​‌​​‍‌‌​ ​‍​ ​‍​ ‌ ​ ‌‍‌‍‌‍‌‍​‍‌‍​ ‌‍‌​​ ‍‌​ ‌ ​ ‌ ‌‍​ ‌‍‌‍​ ​ ​‍‌‌​ ​‍​ ​‍​‍‌‌​ ‌‌‌​‌​​‍ ‍‌‍​ ‌‍‍​‌‍‍‌‌‍ ​‌‍‌​‌ ​‍‌‍‌‌‌‍ ‍​‍‌‌​ ‌‌‌​​‍‌‌ ‌‍‍ ‌‍‌‌‌ ‍‌​‍‌‌​ ​ ‌​‌​​‍‌‌​ ​ ‌​‌​​‍‌‌​ ​‍​ ​‍‌‍‌‌‌‍‌‍​ ​ ​ ‌‍​ ‌ ​ ‍‌​ ‌‍‌‍​‌​ ‌‌‌‍​‌‌‍‌​‌‍‌‍​ ​‌​‍‌‌​ ​‍​ ​‍​‍‌‌​ ‌‌‌​‌​​‍ ‍‌ ‌​‌‍‌‌‌ ‍​‌ ‌​​‍‌‍‌ ​​‌‍‌‌‌ ​‍‌ ​ ‌ ​​‌‍‌‌‌‍​ ‌ ‌​‌‍‍‌‌ ‌‍‌‍‌‌​ ‌‌ ​​‌ ‌‌‌‍​‍‌‍ ​‌‍‍‌‌ ​ ‌‍‍​‌‍‌‌‌‍‌​​‍​‍‌ ‌: Images included in our articles are not covered by
the CC BY-ND 4.0 licence. You must obtain separate
permission to use any images.​​​​‌ ‍ ​‍​‍‌‍ ‌ ​‍‌‍‍‌‌‍‌ ‌‍‍‌‌‍ ‍​‍​‍​ ‍‍​‍​‍‌ ​ ‌‍​‌‌‍ ‍‌‍‍‌‌ ‌​‌ ‍‌​‍ ‍‌‍‍‌‌‍ ​‍​‍​‍ ​​‍​‍‌‍‍​‌ ​‍‌‍‌‌‌‍‌‍​‍​‍​ ‍‍​‍​‍‌‍‍​‌ ‌​‌ ‌​‌ ​​​ ‍‍​‍ ​‍ ‌‍ ​‌‍ ‌‍​ ‌‍​‌‌‍ ​‌‍‍​‌‍ ‌ ​ ‌ ‌​​ ‍‍​ ​ ​ ​ ​ ​ ​ ​ ​‍ ‌‍‍‌‌‍ ‍‌ ‌​‌‍‌‌‌‍ ‍‌ ‌​​‍ ‌‍‌‌‌‍‌​‌‍‍‌‌ ‌​​‍ ‌‍ ‌‌‍ ‌‍‌​‌‍‌‌​ ‌‌ ​​‌ ​‍‌‍‌‌‌ ​ ‌‍‌‌‌‍ ‍‌ ‌​‌‍​‌‌ ‌​‌‍‍‌‌‍ ‌‍ ‍​ ‍ ‌‍‍‌‌‍‌​​ ‌‌‍‌​​ ‌ ‌‍​‌​ ‍‌‌‍​ ‌‍​‌​ ‍​​ ‌​​‍ ‌​ ‍​​ ‌‌​ ‌ ‌‍​‍​‍ ‌​ ‌​‌‍​‌‌‍​‌​ ​‌​‍ ‌‌‍​‍​ ‍​​ ​​​ ​‌​‍ ‌​ ​ ​ ‍‌‌‍​‍​ ​‌​ ​​​ ​ ​ ‌ ‌‍​‍​ ​‍​ ‍​​ ‌‍​ ‌ ​ ‍ ‌ ‌​‌ ‍‌‌ ​​‌‍‌‌​ ‌‌ ​​‌‍​‌‌‍‌ ‌‍‌‌​ ‍ ‌ ​​‌‍​‌‌ ‌​‌‍‍​​ ‌‌ ​ ‌‍‌‌‌‍​ ‌ ‌​‌‍‍‌‌‍ ‌‍ ‍‌ ​ ​‍‌‌​ ‌‌‌​​‍‌‌ ‌‍‍ ‌‍‌‌‌ ‍‌​‍‌‌​ ​ ‌​‌​​‍‌‌​ ​ ‌​‌​​‍‌‌​ ​‍​ ​‍‌‍‌​​ ​‌‌‍​‍‌‍‌​​ ​​​ ​ ‌‍‌‍‌‍​‍‌‍‌‍​ ‍​​ ​​​ ​​​‍‌‌​ ​‍​ ​‍​‍‌‌​ ‌‌‌​‌​​‍ ‍‌‍​ ‌‍ ‌‍ ​‌ ‌‌‌‍ ‌‌‍ ‍‌ ​ ​‍‌‌​ ‌‌‌​​‍‌‌ ‌‍‍ ‌‍‌‌‌ ‍‌​‍‌‌​ ​ ‌​‌​​‍‌‌​ ​ ‌​‌​​‍‌‌​ ​‍​ ​‍​ ‌‌‌‍‌​​ ‌​​ ‍​​ ‍​​ ‌​​ ​‌​ ‍‌​ ‌‌‌‍‌​​ ‌ ​ ‍​​‍‌‌​ ​‍​ ​‍​‍‌‌​ ‌‌‌​‌​​‍ ‍‌‍​ ‌‍ ‌‍ ‍‌ ‌​‌‍‌‌‌‍ ‍‌ ‌​​‍‌‌​ ‌‌‌​​‍‌‌ ‌‍‍ ‌‍‌‌‌ ‍‌​‍‌‌​ ​ ‌​‌​​‍‌‌​ ​ ‌​‌​​‍‌‌​ ​‍​ ​‍​ ‌ ​ ‌‍‌‍‌‍‌‍​‍‌‍​ ‌‍‌​​ ‍‌​ ‌ ​ ‌ ‌‍​ ‌‍‌‍​ ​ ​‍‌‌​ ​‍​ ​‍​‍‌‌​ ‌‌‌​‌​​‍ ‍‌‍​ ‌‍‍​‌‍‍‌‌‍ ​‌‍‌​‌ ​‍‌‍‌‌‌‍ ‍​‍‌‌​ ‌‌‌​​‍‌‌ ‌‍‍ ‌‍‌‌‌ ‍‌​‍‌‌​ ​ ‌​‌​​‍‌‌​ ​ ‌​‌​​‍‌‌​ ​‍​ ​‍‌‍‌‌‌‍‌‍​ ​ ​ ‌‍​ ‌ ​ ‍‌​ ‌‍‌‍​‌​ ‌‌‌‍​‌‌‍‌​‌‍‌‍​ ​‍​‍‌‌​ ​‍​ ​‍​‍‌‌​ ‌‌‌​‌​​‍ ‍‌ ‌​‌‍‌‌‌ ‍​‌ ‌​​ ‌‍​‍‌‍​‌‌ ​ ‌‍‌‌‌‌‌‌‌ ​‍‌‍ ​​ ‌‌‍‍​‌ ‌​‌ ‌​‌ ​​​‍‌‌​ ​ ‌​​‌​‍‌‌​ ​‍‌​‌‍​‍‌‌​ ​‍‌​‌‍‌‍ ​‌‍ ‌‍​ ‌‍​‌‌‍ ​‌‍‍​‌‍ ‌ ​ ‌ ‌​​‍‌‌​ ​ ‌​​‌​ ​ ​ ​ ​ ​ ​ ​ ​‍‌‍‌‍‍‌‌‍‌​​ ‌‌‍‌​​ ‌ ‌‍​‌​ ‍‌‌‍​ ‌‍​‌​ ‍​​ ‌​​‍ ‌​ ‍​​ ‌‌​ ‌ ‌‍​‍​‍ ‌​ ‌​‌‍​‌‌‍​‌​ ​‌​‍ ‌‌‍​‍​ ‍​​ ​​​ ​‌​‍ ‌​ ​ ​ ‍‌‌‍​‍​ ​‌​ ​​​ ​ ​ ‌ ‌‍​‍​ ​‍​ ‍​​ ‌‍​ ‌ ​‍‌‍‌ ‌​‌ ‍‌‌ ​​‌‍‌‌​ ‌‌ ​​‌‍​‌‌‍‌ ‌‍‌‌​‍‌‍‌ ​​‌‍​‌‌ ‌​‌‍‍​​ ‌‌ ​ ‌‍‌‌‌‍​ ‌ ‌​‌‍‍‌‌‍ ‌‍ ‍‌ ​ ​‍‌‌​ ‌‌‌​​‍‌‌ ‌‍‍ ‌‍‌‌‌ ‍‌​‍‌‌​ ​ ‌​‌​​‍‌‌​ ​ ‌​‌​​‍‌‌​ ​‍​ ​‍‌‍‌​​ ​‌‌‍​‍‌‍‌​​ ​​​ ​ ‌‍‌‍‌‍​‍‌‍‌‍​ ‍​​ ​​​ ​​​‍‌‌​ ​‍​ ​‍​‍‌‌​ ‌‌‌​‌​​‍ ‍‌‍​ ‌‍ ‌‍ ​‌ ‌‌‌‍ ‌‌‍ ‍‌ ​ ​‍‌‌​ ‌‌‌​​‍‌‌ ‌‍‍ ‌‍‌‌‌ ‍‌​‍‌‌​ ​ ‌​‌​​‍‌‌​ ​ ‌​‌​​‍‌‌​ ​‍​ ​‍​ ‌‌‌‍‌​​ ‌​​ ‍​​ ‍​​ ‌​​ ​‌​ ‍‌​ ‌‌‌‍‌​​ ‌ ​ ‍​​‍‌‌​ ​‍​ ​‍​‍‌‌​ ‌‌‌​‌​​‍ ‍‌‍​ ‌‍ ‌‍ ‍‌ ‌​‌‍‌‌‌‍ ‍‌ ‌​​‍‌‌​ ‌‌‌​​‍‌‌ ‌‍‍ ‌‍‌‌‌ ‍‌​‍‌‌​ ​ ‌​‌​​‍‌‌​ ​ ‌​‌​​‍‌‌​ ​‍​ ​‍​ ‌ ​ ‌‍‌‍‌‍‌‍​‍‌‍​ ‌‍‌​​ ‍‌​ ‌ ​ ‌ ‌‍​ ‌‍‌‍​ ​ ​‍‌‌​ ​‍​ ​‍​‍‌‌​ ‌‌‌​‌​​‍ ‍‌‍​ ‌‍‍​‌‍‍‌‌‍ ​‌‍‌​‌ ​‍‌‍‌‌‌‍ ‍​‍‌‌​ ‌‌‌​​‍‌‌ ‌‍‍ ‌‍‌‌‌ ‍‌​‍‌‌​ ​ ‌​‌​​‍‌‌​ ​ ‌​‌​​‍‌‌​ ​‍​ ​‍‌‍‌‌‌‍‌‍​ ​ ​ ‌‍​ ‌ ​ ‍‌​ ‌‍‌‍​‌​ ‌‌‌‍​‌‌‍‌​‌‍‌‍​ ​‍​‍‌‌​ ​‍​ ​‍​‍‌‌​ ‌‌‌​‌​​‍ ‍‌ ‌​‌‍‌‌‌ ‍​‌ ‌​​‍‌‍‌ ​​‌‍‌‌‌ ​‍‌ ​ ‌ ​​‌‍‌‌‌‍​ ‌ ‌​‌‍‍‌‌ ‌‍‌‍‌‌​ ‌‌ ​​‌ ‌‌‌‍​‍‌‍ ​‌‍‍‌‌ ​ ‌‍‍​‌‍‌‌‌‍‌​​‍​‍‌ ‌
Notify Us​​​​‌ ‍ ​‍​‍‌‍ ‌ ​‍‌‍‍‌‌‍‌ ‌‍‍‌‌‍ ‍​‍​‍​ ‍‍​‍​‍‌ ​ ‌‍​‌‌‍ ‍‌‍‍‌‌ ‌​‌ ‍‌​‍ ‍‌‍‍‌‌‍ ​‍​‍​‍ ​​‍​‍‌‍‍​‌ ​‍‌‍‌‌‌‍‌‍​‍​‍​ ‍‍​‍​‍‌‍‍​‌ ‌​‌ ‌​‌ ​​​ ‍‍​‍ ​‍ ‌‍ ​‌‍ ‌‍​ ‌‍​‌‌‍ ​‌‍‍​‌‍ ‌ ​ ‌ ‌​​ ‍‍​ ​ ​ ​ ​ ​ ​ ​ ​‍ ‌‍‍‌‌‍ ‍‌ ‌​‌‍‌‌‌‍ ‍‌ ‌​​‍ ‌‍‌‌‌‍‌​‌‍‍‌‌ ‌​​‍ ‌‍ ‌‌‍ ‌‍‌​‌‍‌‌​ ‌‌ ​​‌ ​‍‌‍‌‌‌ ​ ‌‍‌‌‌‍ ‍‌ ‌​‌‍​‌‌ ‌​‌‍‍‌‌‍ ‌‍ ‍​ ‍ ‌‍‍‌‌‍‌​​ ‌‌‍‌​​ ‌ ‌‍​‌​ ‍‌‌‍​ ‌‍​‌​ ‍​​ ‌​​‍ ‌​ ‍​​ ‌‌​ ‌ ‌‍​‍​‍ ‌​ ‌​‌‍​‌‌‍​‌​ ​‌​‍ ‌‌‍​‍​ ‍​​ ​​​ ​‌​‍ ‌​ ​ ​ ‍‌‌‍​‍​ ​‌​ ​​​ ​ ​ ‌ ‌‍​‍​ ​‍​ ‍​​ ‌‍​ ‌ ​ ‍ ‌ ‌​‌ ‍‌‌ ​​‌‍‌‌​ ‌‌ ​​‌‍​‌‌‍‌ ‌‍‌‌​ ‍ ‌ ​​‌‍​‌‌ ‌​‌‍‍​​ ‌‌ ​ ‌‍‌‌‌‍​ ‌ ‌​‌‍‍‌‌‍ ‌‍ ‍‌ ​ ​‍‌‌​ ‌‌‌​​‍‌‌ ‌‍‍ ‌‍‌‌‌ ‍‌​‍‌‌​ ​ ‌​‌​​‍‌‌​ ​ ‌​‌​​‍‌‌​ ​‍​ ​‍‌‍‌​​ ​‌‌‍​‍‌‍‌​​ ​​​ ​ ‌‍‌‍‌‍​‍‌‍‌‍​ ‍​​ ​​​ ​​​‍‌‌​ ​‍​ ​‍​‍‌‌​ ‌‌‌​‌​​‍ ‍‌‍​ ‌‍ ‌‍ ​‌ ‌‌‌‍ ‌‌‍ ‍‌ ​ ​‍‌‌​ ‌‌‌​​‍‌‌ ‌‍‍ ‌‍‌‌‌ ‍‌​‍‌‌​ ​ ‌​‌​​‍‌‌​ ​ ‌​‌​​‍‌‌​ ​‍​ ​‍​ ‌‌‌‍‌​​ ‌​​ ‍​​ ‍​​ ‌​​ ​‌​ ‍‌​ ‌‌‌‍‌​​ ‌ ​ ‍​​‍‌‌​ ​‍​ ​‍​‍‌‌​ ‌‌‌​‌​​‍ ‍‌‍​ ‌‍ ‌‍ ‍‌ ‌​‌‍‌‌‌‍ ‍‌ ‌​​‍‌‌​ ‌‌‌​​‍‌‌ ‌‍‍ ‌‍‌‌‌ ‍‌​‍‌‌​ ​ ‌​‌​​‍‌‌​ ​ ‌​‌​​‍‌‌​ ​‍​ ​‍‌‍​‍​ ​​​ ‌​‌‍‌​​ ​​‌‍‌‍​ ‌‌‌‍​‍​ ‌​​ ‌ ​ ‍‌‌‍​ ​‍‌‌​ ​‍​ ​‍​‍‌‌​ ‌‌‌​‌​​‍ ‍‌‍​ ‌‍‍​‌‍‍‌‌‍ ​‌‍‌​‌ ​‍‌‍‌‌‌‍ ‍​‍‌‌​ ‌‌‌​​‍‌‌ ‌‍‍ ‌‍‌‌‌ ‍‌​‍‌‌​ ​ ‌​‌​​‍‌‌​ ​ ‌​‌​​‍‌‌​ ​‍​ ​‍‌‍‌‌​ ‍‌‌‍​ ​ ‍​​ ‍‌​ ​‌​ ‌ ‌‍​‌​ ​‌​ ​​​ ‌‌​ ‌‌​ ​‌​‍‌‌​ ​‍​ ​‍​‍‌‌​ ‌‌‌​‌​​‍ ‍‌ ‌​‌‍‌‌‌ ‍​‌ ‌​​ ‌‍​‍‌‍​‌‌ ​ ‌‍‌‌‌‌‌‌‌ ​‍‌‍ ​​ ‌‌‍‍​‌ ‌​‌ ‌​‌ ​​​‍‌‌​ ​ ‌​​‌​‍‌‌​ ​‍‌​‌‍​‍‌‌​ ​‍‌​‌‍‌‍ ​‌‍ ‌‍​ ‌‍​‌‌‍ ​‌‍‍​‌‍ ‌ ​ ‌ ‌​​‍‌‌​ ​ ‌​​‌​ ​ ​ ​ ​ ​ ​ ​ ​‍‌‍‌‍‍‌‌‍‌​​ ‌‌‍‌​​ ‌ ‌‍​‌​ ‍‌‌‍​ ‌‍​‌​ ‍​​ ‌​​‍ ‌​ ‍​​ ‌‌​ ‌ ‌‍​‍​‍ ‌​ ‌​‌‍​‌‌‍​‌​ ​‌​‍ ‌‌‍​‍​ ‍​​ ​​​ ​‌​‍ ‌​ ​ ​ ‍‌‌‍​‍​ ​‌​ ​​​ ​ ​ ‌ ‌‍​‍​ ​‍​ ‍​​ ‌‍​ ‌ ​‍‌‍‌ ‌​‌ ‍‌‌ ​​‌‍‌‌​ ‌‌ ​​‌‍​‌‌‍‌ ‌‍‌‌​‍‌‍‌ ​​‌‍​‌‌ ‌​‌‍‍​​ ‌‌ ​ ‌‍‌‌‌‍​ ‌ ‌​‌‍‍‌‌‍ ‌‍ ‍‌ ​ ​‍‌‌​ ‌‌‌​​‍‌‌ ‌‍‍ ‌‍‌‌‌ ‍‌​‍‌‌​ ​ ‌​‌​​‍‌‌​ ​ ‌​‌​​‍‌‌​ ​‍​ ​‍‌‍‌​​ ​‌‌‍​‍‌‍‌​​ ​​​ ​ ‌‍‌‍‌‍​‍‌‍‌‍​ ‍​​ ​​​ ​​​‍‌‌​ ​‍​ ​‍​‍‌‌​ ‌‌‌​‌​​‍ ‍‌‍​ ‌‍ ‌‍ ​‌ ‌‌‌‍ ‌‌‍ ‍‌ ​ ​‍‌‌​ ‌‌‌​​‍‌‌ ‌‍‍ ‌‍‌‌‌ ‍‌​‍‌‌​ ​ ‌​‌​​‍‌‌​ ​ ‌​‌​​‍‌‌​ ​‍​ ​‍​ ‌‌‌‍‌​​ ‌​​ ‍​​ ‍​​ ‌​​ ​‌​ ‍‌​ ‌‌‌‍‌​​ ‌ ​ ‍​​‍‌‌​ ​‍​ ​‍​‍‌‌​ ‌‌‌​‌​​‍ ‍‌‍​ ‌‍ ‌‍ ‍‌ ‌​‌‍‌‌‌‍ ‍‌ ‌​​‍‌‌​ ‌‌‌​​‍‌‌ ‌‍‍ ‌‍‌‌‌ ‍‌​‍‌‌​ ​ ‌​‌​​‍‌‌​ ​ ‌​‌​​‍‌‌​ ​‍​ ​‍‌‍​‍​ ​​​ ‌​‌‍‌​​ ​​‌‍‌‍​ ‌‌‌‍​‍​ ‌​​ ‌ ​ ‍‌‌‍​ ​‍‌‌​ ​‍​ ​‍​‍‌‌​ ‌‌‌​‌​​‍ ‍‌‍​ ‌‍‍​‌‍‍‌‌‍ ​‌‍‌​‌ ​‍‌‍‌‌‌‍ ‍​‍‌‌​ ‌‌‌​​‍‌‌ ‌‍‍ ‌‍‌‌‌ ‍‌​‍‌‌​ ​ ‌​‌​​‍‌‌​ ​ ‌​‌​​‍‌‌​ ​‍​ ​‍‌‍‌‌​ ‍‌‌‍​ ​ ‍​​ ‍‌​ ​‌​ ‌ ‌‍​‌​ ​‌​ ​​​ ‌‌​ ‌‌​ ​‌​‍‌‌​ ​‍​ ​‍​‍‌‌​ ‌‌‌​‌​​‍ ‍‌ ‌​‌‍‌‌‌ ‍​‌ ‌​​‍‌‍‌ ​​‌‍‌‌‌ ​‍‌ ​ ‌ ​​‌‍‌‌‌‍​ ‌ ‌​‌‍‍‌‌ ‌‍‌‍‌‌​ ‌‌ ​​‌ ‌‌‌‍​‍‌‍ ​‌‍‍‌‌ ​ ‌‍‍​‌‍‌‌‌‍‌​​‍​‍‌ ‌: While not mandatory, we appreciate a notification
when you republish our content. This helps us track usage
and engagement. You can notify us at
[media@superpowerinstitute.com.au].​​​​‌ ‍ ​‍​‍‌‍ ‌ ​‍‌‍‍‌‌‍‌ ‌‍‍‌‌‍ ‍​‍​‍​ ‍‍​‍​‍‌ ​ ‌‍​‌‌‍ ‍‌‍‍‌‌ ‌​‌ ‍‌​‍ ‍‌‍‍‌‌‍ ​‍​‍​‍ ​​‍​‍‌‍‍​‌ ​‍‌‍‌‌‌‍‌‍​‍​‍​ ‍‍​‍​‍‌‍‍​‌ ‌​‌ ‌​‌ ​​​ ‍‍​‍ ​‍ ‌‍ ​‌‍ ‌‍​ ‌‍​‌‌‍ ​‌‍‍​‌‍ ‌ ​ ‌ ‌​​ ‍‍​ ​ ​ ​ ​ ​ ​ ​ ​‍ ‌‍‍‌‌‍ ‍‌ ‌​‌‍‌‌‌‍ ‍‌ ‌​​‍ ‌‍‌‌‌‍‌​‌‍‍‌‌ ‌​​‍ ‌‍ ‌‌‍ ‌‍‌​‌‍‌‌​ ‌‌ ​​‌ ​‍‌‍‌‌‌ ​ ‌‍‌‌‌‍ ‍‌ ‌​‌‍​‌‌ ‌​‌‍‍‌‌‍ ‌‍ ‍​ ‍ ‌‍‍‌‌‍‌​​ ‌‌‍‌​​ ‌ ‌‍​‌​ ‍‌‌‍​ ‌‍​‌​ ‍​​ ‌​​‍ ‌​ ‍​​ ‌‌​ ‌ ‌‍​‍​‍ ‌​ ‌​‌‍​‌‌‍​‌​ ​‌​‍ ‌‌‍​‍​ ‍​​ ​​​ ​‌​‍ ‌​ ​ ​ ‍‌‌‍​‍​ ​‌​ ​​​ ​ ​ ‌ ‌‍​‍​ ​‍​ ‍​​ ‌‍​ ‌ ​ ‍ ‌ ‌​‌ ‍‌‌ ​​‌‍‌‌​ ‌‌ ​​‌‍​‌‌‍‌ ‌‍‌‌​ ‍ ‌ ​​‌‍​‌‌ ‌​‌‍‍​​ ‌‌ ​ ‌‍‌‌‌‍​ ‌ ‌​‌‍‍‌‌‍ ‌‍ ‍‌ ​ ​‍‌‌​ ‌‌‌​​‍‌‌ ‌‍‍ ‌‍‌‌‌ ‍‌​‍‌‌​ ​ ‌​‌​​‍‌‌​ ​ ‌​‌​​‍‌‌​ ​‍​ ​‍‌‍‌​​ ​‌‌‍​‍‌‍‌​​ ​​​ ​ ‌‍‌‍‌‍​‍‌‍‌‍​ ‍​​ ​​​ ​​​‍‌‌​ ​‍​ ​‍​‍‌‌​ ‌‌‌​‌​​‍ ‍‌‍​ ‌‍ ‌‍ ​‌ ‌‌‌‍ ‌‌‍ ‍‌ ​ ​‍‌‌​ ‌‌‌​​‍‌‌ ‌‍‍ ‌‍‌‌‌ ‍‌​‍‌‌​ ​ ‌​‌​​‍‌‌​ ​ ‌​‌​​‍‌‌​ ​‍​ ​‍​ ‌‌‌‍‌​​ ‌​​ ‍​​ ‍​​ ‌​​ ​‌​ ‍‌​ ‌‌‌‍‌​​ ‌ ​ ‍​​‍‌‌​ ​‍​ ​‍​‍‌‌​ ‌‌‌​‌​​‍ ‍‌‍​ ‌‍ ‌‍ ‍‌ ‌​‌‍‌‌‌‍ ‍‌ ‌​​‍‌‌​ ‌‌‌​​‍‌‌ ‌‍‍ ‌‍‌‌‌ ‍‌​‍‌‌​ ​ ‌​‌​​‍‌‌​ ​ ‌​‌​​‍‌‌​ ​‍​ ​‍‌‍​‍​ ​​​ ‌​‌‍‌​​ ​​‌‍‌‍​ ‌‌‌‍​‍​ ‌​​ ‌ ​ ‍‌‌‍​ ​‍‌‌​ ​‍​ ​‍​‍‌‌​ ‌‌‌​‌​​‍ ‍‌‍​ ‌‍‍​‌‍‍‌‌‍ ​‌‍‌​‌ ​‍‌‍‌‌‌‍ ‍​‍‌‌​ ‌‌‌​​‍‌‌ ‌‍‍ ‌‍‌‌‌ ‍‌​‍‌‌​ ​ ‌​‌​​‍‌‌​ ​ ‌​‌​​‍‌‌​ ​‍​ ​‍‌‍‌‌​ ‍‌‌‍​ ​ ‍​​ ‍‌​ ​‌​ ‌ ‌‍​‌​ ​‌​ ​​​ ‌‌​ ‌‌​ ​‍​‍‌‌​ ​‍​ ​‍​‍‌‌​ ‌‌‌​‌​​‍ ‍‌ ‌​‌‍‌‌‌ ‍​‌ ‌​​ ‌‍​‍‌‍​‌‌ ​ ‌‍‌‌‌‌‌‌‌ ​‍‌‍ ​​ ‌‌‍‍​‌ ‌​‌ ‌​‌ ​​​‍‌‌​ ​ ‌​​‌​‍‌‌​ ​‍‌​‌‍​‍‌‌​ ​‍‌​‌‍‌‍ ​‌‍ ‌‍​ ‌‍​‌‌‍ ​‌‍‍​‌‍ ‌ ​ ‌ ‌​​‍‌‌​ ​ ‌​​‌​ ​ ​ ​ ​ ​ ​ ​ ​‍‌‍‌‍‍‌‌‍‌​​ ‌‌‍‌​​ ‌ ‌‍​‌​ ‍‌‌‍​ ‌‍​‌​ ‍​​ ‌​​‍ ‌​ ‍​​ ‌‌​ ‌ ‌‍​‍​‍ ‌​ ‌​‌‍​‌‌‍​‌​ ​‌​‍ ‌‌‍​‍​ ‍​​ ​​​ ​‌​‍ ‌​ ​ ​ ‍‌‌‍​‍​ ​‌​ ​​​ ​ ​ ‌ ‌‍​‍​ ​‍​ ‍​​ ‌‍​ ‌ ​‍‌‍‌ ‌​‌ ‍‌‌ ​​‌‍‌‌​ ‌‌ ​​‌‍​‌‌‍‌ ‌‍‌‌​‍‌‍‌ ​​‌‍​‌‌ ‌​‌‍‍​​ ‌‌ ​ ‌‍‌‌‌‍​ ‌ ‌​‌‍‍‌‌‍ ‌‍ ‍‌ ​ ​‍‌‌​ ‌‌‌​​‍‌‌ ‌‍‍ ‌‍‌‌‌ ‍‌​‍‌‌​ ​ ‌​‌​​‍‌‌​ ​ ‌​‌​​‍‌‌​ ​‍​ ​‍‌‍‌​​ ​‌‌‍​‍‌‍‌​​ ​​​ ​ ‌‍‌‍‌‍​‍‌‍‌‍​ ‍​​ ​​​ ​​​‍‌‌​ ​‍​ ​‍​‍‌‌​ ‌‌‌​‌​​‍ ‍‌‍​ ‌‍ ‌‍ ​‌ ‌‌‌‍ ‌‌‍ ‍‌ ​ ​‍‌‌​ ‌‌‌​​‍‌‌ ‌‍‍ ‌‍‌‌‌ ‍‌​‍‌‌​ ​ ‌​‌​​‍‌‌​ ​ ‌​‌​​‍‌‌​ ​‍​ ​‍​ ‌‌‌‍‌​​ ‌​​ ‍​​ ‍​​ ‌​​ ​‌​ ‍‌​ ‌‌‌‍‌​​ ‌ ​ ‍​​‍‌‌​ ​‍​ ​‍​‍‌‌​ ‌‌‌​‌​​‍ ‍‌‍​ ‌‍ ‌‍ ‍‌ ‌​‌‍‌‌‌‍ ‍‌ ‌​​‍‌‌​ ‌‌‌​​‍‌‌ ‌‍‍ ‌‍‌‌‌ ‍‌​‍‌‌​ ​ ‌​‌​​‍‌‌​ ​ ‌​‌​​‍‌‌​ ​‍​ ​‍‌‍​‍​ ​​​ ‌​‌‍‌​​ ​​‌‍‌‍​ ‌‌‌‍​‍​ ‌​​ ‌ ​ ‍‌‌‍​ ​‍‌‌​ ​‍​ ​‍​‍‌‌​ ‌‌‌​‌​​‍ ‍‌‍​ ‌‍‍​‌‍‍‌‌‍ ​‌‍‌​‌ ​‍‌‍‌‌‌‍ ‍​‍‌‌​ ‌‌‌​​‍‌‌ ‌‍‍ ‌‍‌‌‌ ‍‌​‍‌‌​ ​ ‌​‌​​‍‌‌​ ​ ‌​‌​​‍‌‌​ ​‍​ ​‍‌‍‌‌​ ‍‌‌‍​ ​ ‍​​ ‍‌​ ​‌​ ‌ ‌‍​‌​ ​‌​ ​​​ ‌‌​ ‌‌​ ​‍​‍‌‌​ ​‍​ ​‍​‍‌‌​ ‌‌‌​‌​​‍ ‍‌ ‌​‌‍‌‌‌ ‍​‌ ‌​​‍‌‍‌ ​​‌‍‌‌‌ ​‍‌ ​ ‌ ​​‌‍‌‌‌‍​ ‌ ‌​‌‍‍‌‌ ‌‍‌‍‌‌​ ‌‌ ​​‌ ‌‌‌‍​‍‌‍ ​‌‍‍‌‌ ​ ‌‍‍​‌‍‌‌‌‍‌​​‍​‍‌ ‌